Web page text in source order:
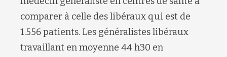
comparer à celle des libéraux qui est de
1.556 patients. Les généralistes libéraux
travaillant en moyenne 44 h30 en